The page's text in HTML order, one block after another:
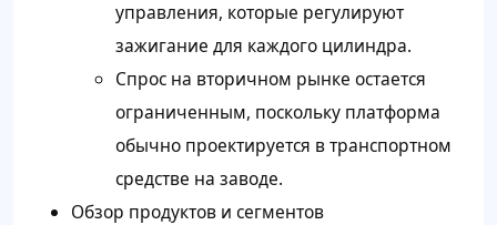
управления, которые регулируют
зажигание для каждого цилиндра.
Спрос на вторичном рынке остается
ограниченным, поскольку платформа
обычно проектируется в транспортном
средстве на заводе.
Обзор продуктов и сегментов